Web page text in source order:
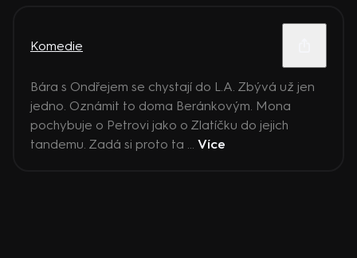
Komedie
Bára s Ondřejem se chystají do L.A. Zbývá už jen
jedno. Oznámit to doma Beránkovým. Mona
pochybuje o Petrovi jako o Zlatíčku do jejich
tandemu. Zadá si proto ta ... Více